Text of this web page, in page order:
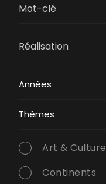
Années
Thèmes
Art & Culture
Continents